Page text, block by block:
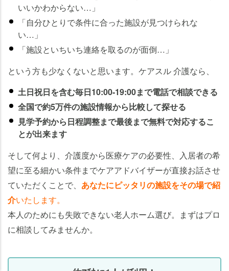
いいかわからない…」
「自分ひとりで条件に合った施設が見つけられな
い…」
「施設といちいち連絡を取るのが面倒…」
という方も少なくないと思います。ケアスル 介護なら、
土日祝日を含む毎日10:00-19:00まで電話で相談できる
全国で約5万件の施設情報から比較して探せる
見学予約から日程調整まで最後まで無料で対応するこ
とが出来ます
そして何より、介護度から医療ケアの必要性、入居者の希
望に至る細かい条件までケアアドバイザーが直接お話させ
ていただくことで、 あなたにピッタリの施設をその場で紹
介いたします。
本人のためにも失敗できない老人ホーム選び。まずはプロ
に相談してみませんか。
老人ホームの
老人ホームの